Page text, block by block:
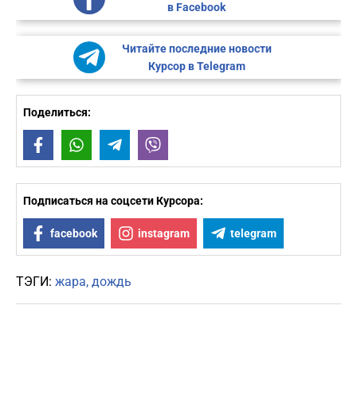
в Facebook
Читайте последние новости
Курсор в Telegram
Поделиться:
FacebookWhatsAppTelegram
Подписаться на соцсети Курсора:
facebook instagram telegram
ТЭГИ: жара дождь